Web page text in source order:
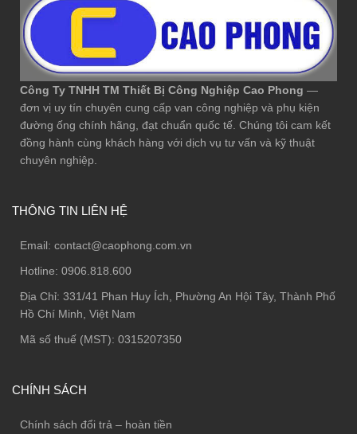
Công Ty TNHH TM Thiết Bị Công Nghiệp Cao Phong —
đơn vị uy tín chuyên cung cấp van công nghiệp và phụ kiện
đường ống chính hãng, đạt chuẩn quốc tế. Chúng tôi cam kết
đồng hành cùng khách hàng với dịch vụ tư vấn và kỹ thuật
chuyên nghiệp.
THÔNG TIN LIÊN HỆ
Email: contact@caophong.com.vn
Hotline: 0906.818.600
Địa Chỉ: 331/41 Phan Huy Ích, Phường An Hội Tây, Thành Phố
Hồ Chí Minh, Việt Nam
Mã số thuế (MST): 0315207350
CHÍNH SÁCH
Chính sách đổi trả – hoàn tiền